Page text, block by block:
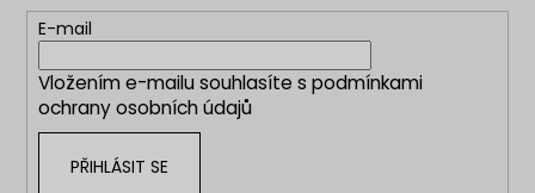
E-mail
Vložením e-mailu souhlasíte s podmínkami
ochrany osobních údajů
PŘIHLÁSIT SE